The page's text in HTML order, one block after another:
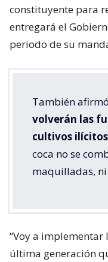
constituyente para
entregará el
periodo de su
También
volverán las
cultivos
coca no se
maquilladas,
“Voy a
última generación